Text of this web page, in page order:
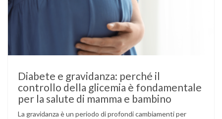
Diabete e gravidanza: perché il
controllo della glicemia è fondamentale
per la salute di mamma e bambino
La gravidanza è un periodo di profondi cambiamenti per